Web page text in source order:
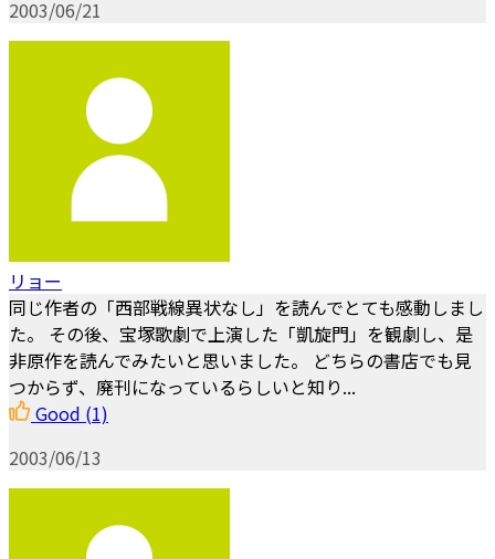
2003/06/21
リョー
同じ作者の「西部戦線異状なし」を読んでとても感動しまし
た。 その後、宝塚歌劇で上演した「凱旋門」を観劇し、是
非原作を読んでみたいと思いました。 どちらの書店でも見
つからず、廃刊になっているらしいと知り...
Good (1)
2003/06/13